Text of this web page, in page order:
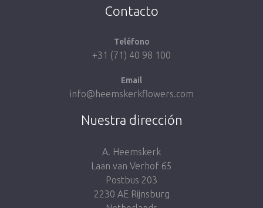
Volver a la tienda
Contacto
Teléfono
+31 (71) 40 98 100
Email
info@heemskerkflowers.com
Nuestra dirección
A. Heemskerk
Laan van Verhof 65
Postbus 203
2230 AE Rijnsburg